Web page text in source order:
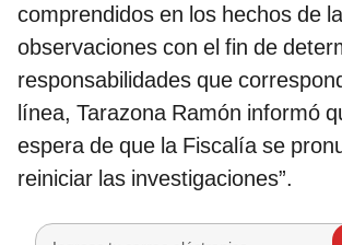
comprendidos en los hechos de
observaciones con el fin de
responsabilidades que
línea, Tarazona Ramón informó
espera de que la Fiscalía se
reiniciar las investigaciones”.